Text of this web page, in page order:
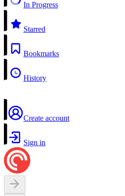
In Progress
Starred
Bookmarks
History
Create account
Sign in